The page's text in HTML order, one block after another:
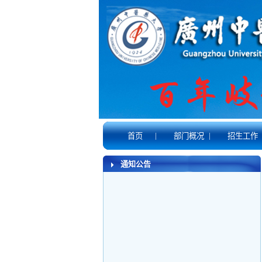
首页 | 部门概况 | 招生工作
通知公告